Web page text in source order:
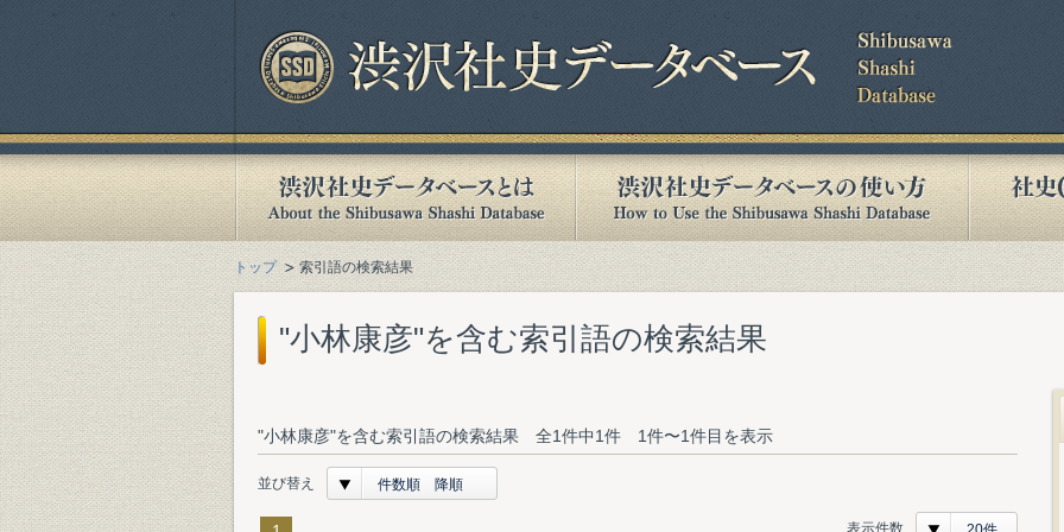
トップ 索引語の検索結果
"小林康彦"を含む索引語の検索結果
"小林康彦"を含む索引語の検索結果 全1件中1件 1件〜1件目を表示
並び替え 件数順 降順
表示件数